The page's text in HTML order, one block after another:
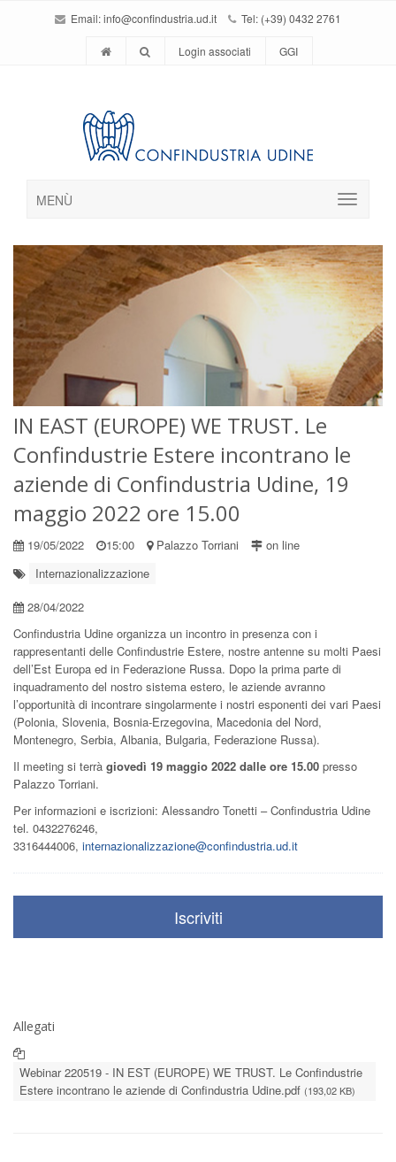
Email:info@confindustria.ud.it Tel: (+39) 0432 2761
Login associati GGI
MENÙ
IN EAST (EUROPE) WE TRUST. Le
Confindustrie Estere incontrano le
aziende di Confindustria Udine, 19
maggio 2022 ore 15.00
19/05/2022 15:00 Palazzo Torriani
on line
Internazionalizzazione
28/04/2022
Confindustria Udine organizza un incontro in presenza con i
rappresentanti delle Confindustrie Estere, nostre antenne su molti Paesi
dell’Est Europa ed in Federazione Russa. Dopo la prima parte di
inquadramento del nostro sistema estero, le aziende avranno
l’opportunità di incontrare singolarmente i nostri esponenti dei vari Paesi
(Polonia, Slovenia, Bosnia-Erzegovina, Macedonia del Nord,
Montenegro, Serbia, Albania, Bulgaria, Federazione Russa).
Il meeting si terrà giovedì 19 maggio 2022 dalle ore 15.00 presso
Palazzo Torriani.
Per informazioni e iscrizioni: Alessandro Tonetti – Confindustria Udine
tel. 0432276246,
3316444006, internazionalizzazione@confindustria.ud.it
Iscriviti
Allegati
Webinar 220519 - IN EST (EUROPE) WE TRUST. Le Confindustrie
Estere incontrano le aziende di Confindustria Udine.pdf (193,02 KB)